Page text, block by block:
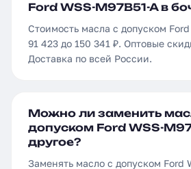
Ford WSS-M97B51-A в
Стоимость масла с допуском Ford
91 423 до 150 341 ₽. Оптовые
Доставка по всей России.
Можно ли заменить
допуском Ford WSS-
другое?
Заменять масло с допуском Ford